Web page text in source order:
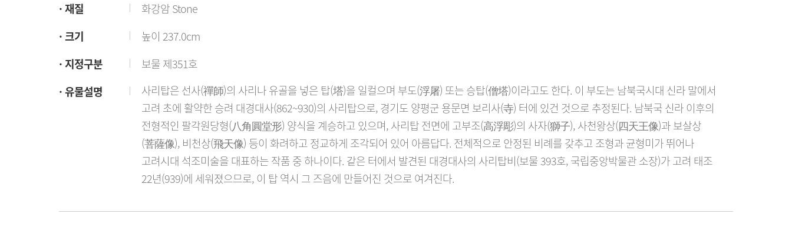
재질
화강암 Stone
크기
높이 237.0cm
지정구분
보물 제351호
유물설명
사리탑은 선사(禪師)의 사리나 유골을 넣은 탑(塔)을 일컬으며 부도(浮屠) 또는 승탑(僧塔)이라고도 한다. 이 부도는 남북국시대 신라 말에서
고려 초에 활약한 승려 대경대사(862~930)의 사리탑으로, 경기도 양평군 용문면 보리사(寺) 터에 있건 것으로 추정된다. 남북국 신라 이후의
전형적인 팔각원당형(八角圓堂形) 양식을 계승하고 있으며, 사리탑 전면에 고부조(高浮彫)의 사자(獅子), 사천왕상(四天王像)과 보살상
(菩薩像), 비천상(飛天像) 등이 화려하고 정교하게 조각되어 있어 아름답다. 전체적으로 안정된 비례를 갖추고 조형과 균형미가 뛰어나
고려시대 석조미술을 대표하는 작품 중 하나이다. 같은 터에서 발견된 대경대사의 사리탑비(보물 393호, 국립중앙박물관 소장)가 고려 태조
22년(939)에 세워졌으므로, 이 탑 역시 그 즈음에 만들어진 것으로 여겨진다.